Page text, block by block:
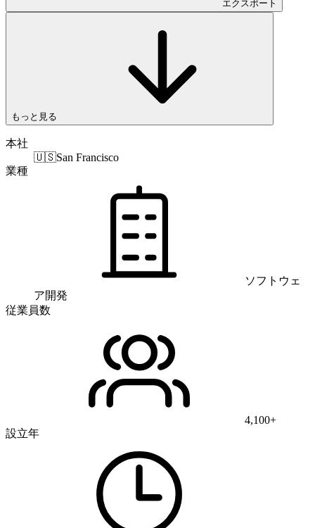
エクスポート
もっと見る
本社
🇺🇸San Francisco
業種
ソフトウェ
ア開発
従業員数
4,100+
設立年